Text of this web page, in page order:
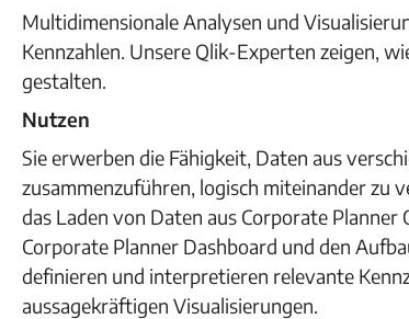
Multidimensionale Analysen und
Kennzahlen. Unsere Qlik-Experten zeigen,
gestalten.
Nutzen
Sie erwerben die Fähigkeit, Daten aus
zusammenzuführen, logisch miteinander zu
das Laden von Daten aus Corporate Planner
Corporate Planner Dashboard und den
definieren und interpretieren relevante
aussagekräftigen Visualisierungen.